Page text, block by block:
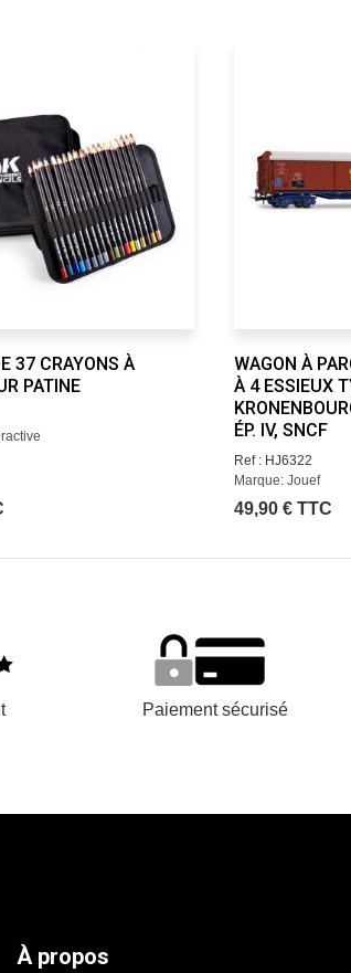
37 CRAYONS À
PATINE
WAGON À
À 4 ESSIEUX
ÉP. IV, SNCF
Ref : HJ6322
Marque: Jouef
49,90 € TTC
Paiement sécurisé
À propos